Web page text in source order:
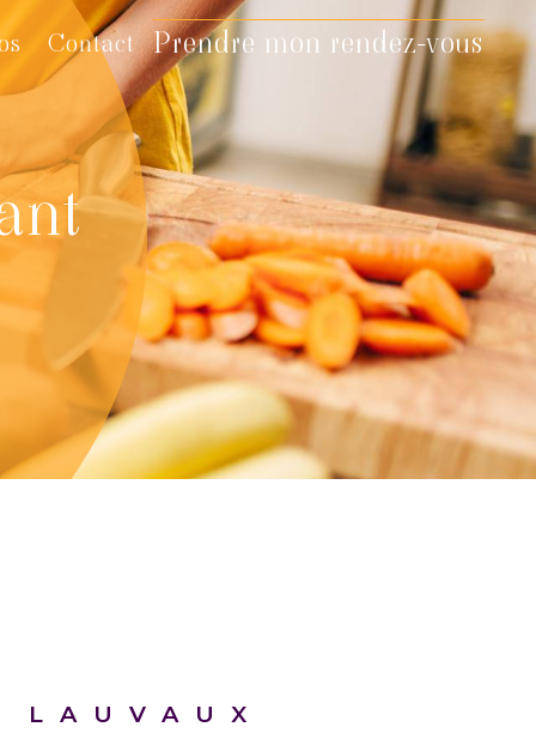
Contact Prendre mon rendez-vous
LAUVAUX